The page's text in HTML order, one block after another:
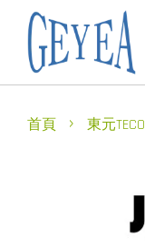
首頁 › 東元